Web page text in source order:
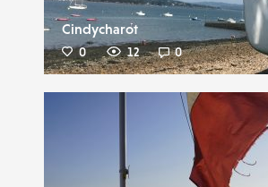
Cindycharot
0 12 0